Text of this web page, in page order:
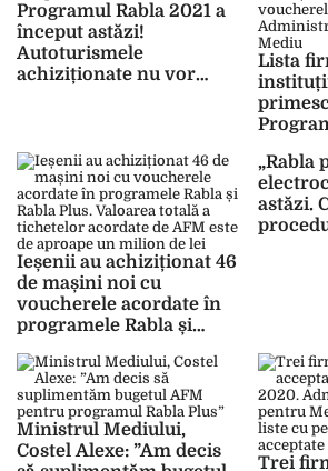
Programul Rabla 2021 a
început astăzi!
Autoturismele
achiziționate nu vor
Lista
cu
de
Ieșenii au achiziționat 46
de mașini noi cu
voucherele acordate în
programele Rabla și
totală a tichetelor
acordate de AFM este de
aproape un milion de lei
„Rabla
astăzi.
Ministrul Mediului,
Costel Alexe: ”Am decis
Trei